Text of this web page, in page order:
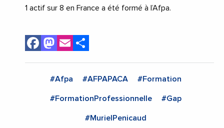
1 actif sur 8 en France a été formé à l’Afpa.
Facebook
Mastodon
Email
#Afpa #AFPAPACA #Formation
#FormationProfessionnelle #Gap
#MurielPenicaud